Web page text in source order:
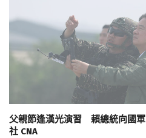
父親節逢漢光演習 賴總統向國
社 CNA